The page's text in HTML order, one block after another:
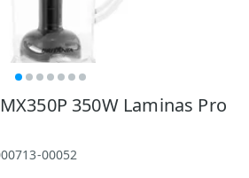
350W Laminas Pro
00052